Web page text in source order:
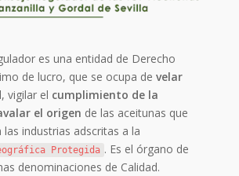
es una entidad de Derecho
de lucro, que se ocupa develar
, vigilar el cumplimiento de la
el origen de las aceitunas que
las industrias adscritas a la
Protegida . Es el órgano de
denominaciones de Calidad.